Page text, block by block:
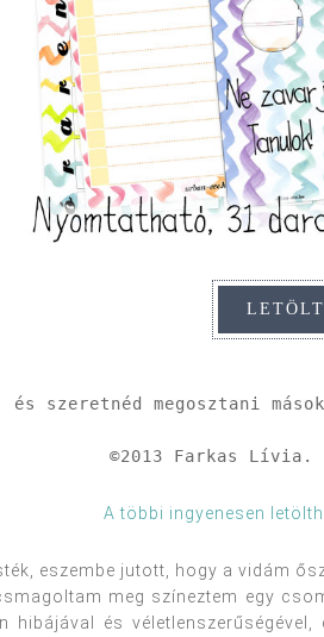
szeretnéd megosztani
©2013 Farkas Lívia.
A többi ingyenesen
eszembe jutott, hogy a vidám
meg színeztem egy
hibájával és